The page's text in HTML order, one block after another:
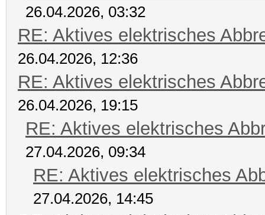
26.04.2026, 03:32
RE: Aktives elektrisches
26.04.2026, 12:36
RE: Aktives elektrisches
26.04.2026, 19:15
RE: Aktives elektrisches
27.04.2026, 09:34
RE: Aktives elektrisches
27.04.2026, 14:45